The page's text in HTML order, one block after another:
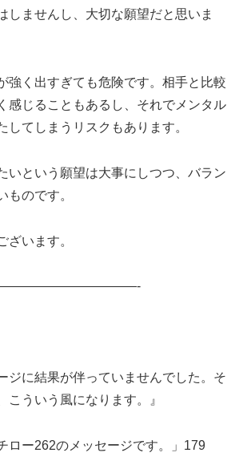
しませんし、大切な願望だと思いま
強く出すぎても危険です。相手と比較
感じることもあるし、それでメンタル
してしまうリスクもあります。
いという願望は大事にしつつ、バラン
ものです。
ざいます。
ジに結果が伴っていませんでした。そ
こういう風になります。』
ロー262のメッセージです。」179